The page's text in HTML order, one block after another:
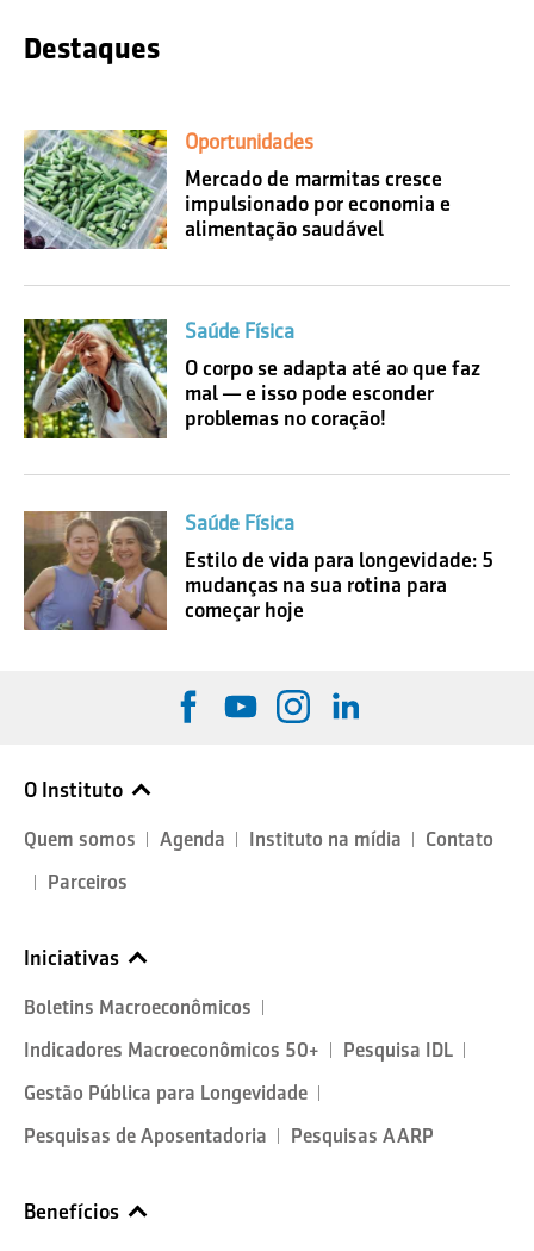
Destaques
Oportunidades
Mercado de marmitas cresce
impulsionado por economia e
alimentação saudável
Saúde Física
O corpo se adapta até ao que faz
mal — e isso pode esconder
problemas no coração!
Saúde Física
Estilo de vida para longevidade: 5
mudanças na sua rotina para
começar hoje
O Instituto
Quem somos Agenda Instituto na mídia
Contato
Parceiros
Iniciativas
Boletins Macroeconômicos
Indicadores Macroeconômicos 50+
Pesquisa IDL
Gestão Pública para Longevidade
Pesquisas de Aposentadoria
Pesquisas AARP
Benefícios